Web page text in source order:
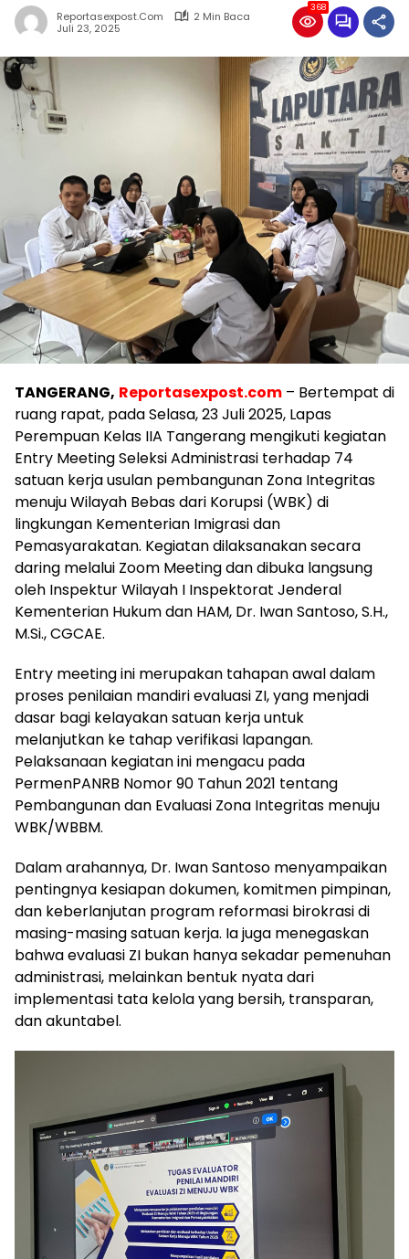
Reportasexpost.com
2 Min Baca
Juli 23, 2025
368
TANGERANG, Reportasexpost.com – Bertempat di
ruang rapat, pada Selasa, 23 Juli 2025, Lapas
Perempuan Kelas IIA Tangerang mengikuti kegiatan
Entry Meeting Seleksi Administrasi terhadap 74
satuan kerja usulan pembangunan Zona Integritas
menuju Wilayah Bebas dari Korupsi (WBK) di
lingkungan Kementerian Imigrasi dan
Pemasyarakatan. Kegiatan dilaksanakan secara
daring melalui Zoom Meeting dan dibuka langsung
oleh Inspektur Wilayah I Inspektorat Jenderal
Kementerian Hukum dan HAM, Dr. Iwan Santoso, S.H.,
M.Si., CGCAE.
Entry meeting ini merupakan tahapan awal dalam
proses penilaian mandiri evaluasi ZI, yang menjadi
dasar bagi kelayakan satuan kerja untuk
melanjutkan ke tahap verifikasi lapangan.
Pelaksanaan kegiatan ini mengacu pada
PermenPANRB Nomor 90 Tahun 2021 tentang
Pembangunan dan Evaluasi Zona Integritas menuju
WBK/WBBM.
Dalam arahannya, Dr. Iwan Santoso menyampaikan
pentingnya kesiapan dokumen, komitmen pimpinan,
dan keberlanjutan program reformasi birokrasi di
masing-masing satuan kerja. Ia juga menegaskan
bahwa evaluasi ZI bukan hanya sekadar pemenuhan
administrasi, melainkan bentuk nyata dari
implementasi tata kelola yang bersih, transparan,
dan akuntabel.